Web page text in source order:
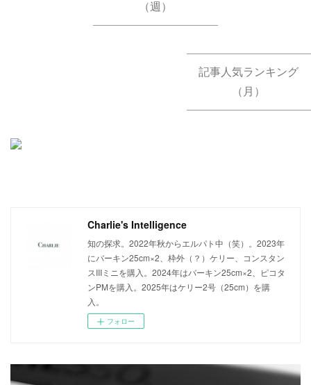
（週）
記事人気ランキング
（月）
Charlie's Intelligence
知の探求。2022年秋からエルパト中（笑）。2023年
にバーキン25cm×2、枠外（？）ケリー、コンスタン
スIIIミニを購入。2024年はバーキン25cm×2、ピコタ
ンPMを購入。2025年はケリー2号（25cm）を購
入。
フォロー